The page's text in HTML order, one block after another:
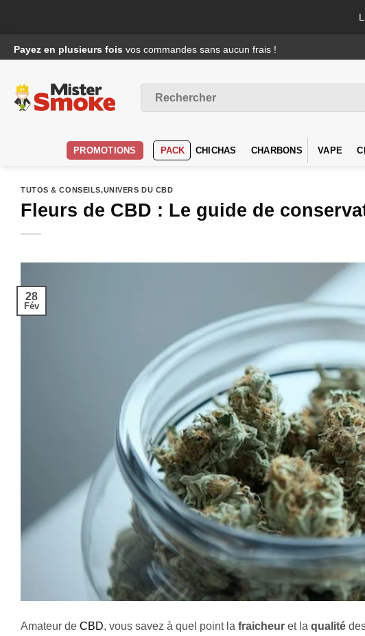
au
Payez en plusieurs fois vos commandes sans aucun frais !
pour :
PROMOTIONS PACK CHICHAS CHARBONS VAPE
TUTOS & CONSEILS,UNIVERS DU CBD
Fleurs de CBD : Le guide de
28
Fév
Amateur de CBD, vous savez à quel point la fraicheur et la qualité